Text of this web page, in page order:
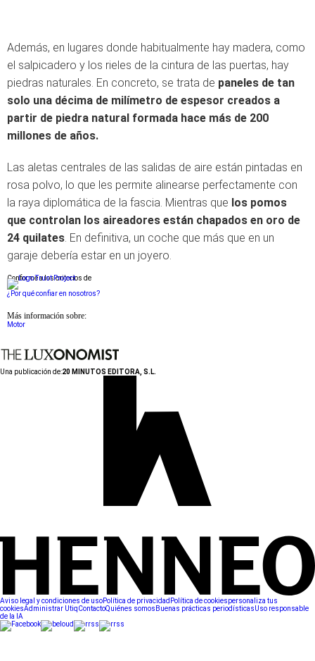
Además, en lugares donde habitualmente hay madera, como
el salpicadero y los rieles de la cintura de las puertas, hay
piedras naturales. En concreto, se trata de paneles de tan
solo una décima de milímetro de espesor creados a
partir de piedra natural formada hace más de 200
millones de años.
Las aletas centrales de las salidas de aire están pintadas en
rosa polvo, lo que les permite alinearse perfectamente con
la raya diplomática de la fascia. Mientras que los pomos
que controlan los aireadores están chapados en oro de
24 quilates. En definitiva, un coche que más que en un
garaje debería estar en un joyero.
Conforme a los criterios de
¿Por qué confiar en nosotros?
Más información sobre:
Motor
Una publicación de:20 MINUTOS EDITORA, S.L.
Aviso legal y condiciones de usoPolítica de privacidad Política de cookiespersonaliza tus
cookiesAdministrar UtiqContactoQuiénes somos Buenas prácticas periodísticasUso responsable
de la IA